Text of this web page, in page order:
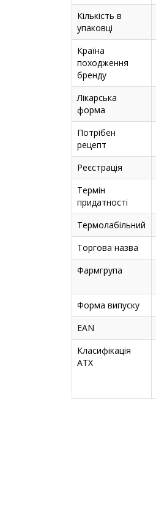
Кількість в
упаковці
Країна
походження
бренду
Лікарська
форма
Потрібен
рецепт
Реєстрація
Термін
придатності
Термолабільний
Торгова назва
Фармгрупа
Форма випуску
EAN
Класифікація
ATX